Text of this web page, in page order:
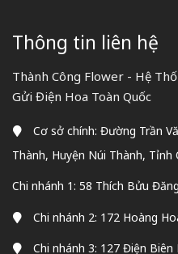
Thông tin liên hệ
Thành Công Flower - Hệ
Gửi Điện Hoa Toàn Quốc
Cơ sở chính: Đường Trần
Thành, Huyện Núi Thành, Tỉnh
Chi nhánh 1: 58 Thích Bửu
Chi nhánh 2: 172 Hoàng
Chi nhánh 3: 127 Điện Biên